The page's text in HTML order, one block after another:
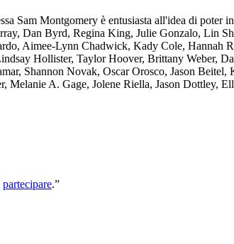
Sam Montgomery è entusiasta all'idea di
Dan Byrd, Regina King, Julie Gonzalo, Lin
Aimee-Lynn Chadwick, Kady Cole, Hannah
Hollister, Taylor Hoover, Brittany Weber,
Shannon Novak, Oscar Orosco, Jason
Melanie A. Gage, Jolene Riella, Jason Dottley,
partecipare.”